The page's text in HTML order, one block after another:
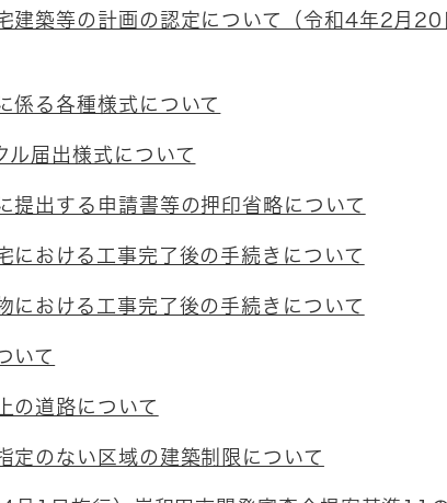
建築等の計画の認定について（令和4年2月20
係る各種様式について
ル届出様式について
提出する申請書等の押印省略について
における工事完了後の手続きについて
における工事完了後の手続きについて
いて
の道路について
定のない区域の建築制限について